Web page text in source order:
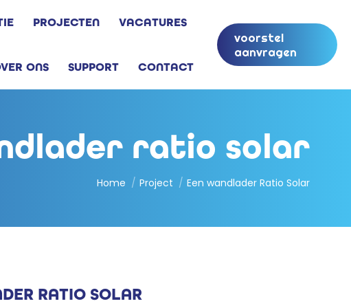
PROJECTEN VACATURES
ONS SUPPORT CONTACT
voorstel
aanvragen
ratio solar
Je bent hier:
Home Project Een wandlader Ratio Solar
RATIO SOLAR